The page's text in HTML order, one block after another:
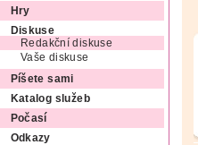
Hry
Diskuse
Redakční diskuse
Vaše diskuse
Píšete sami
Katalog služeb
Počasí
Odkazy